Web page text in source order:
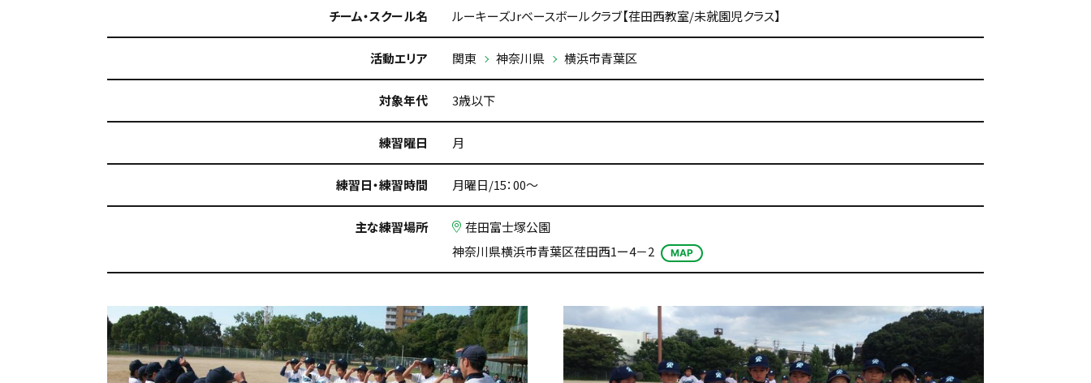
チーム・スクール名 ルーキーズJrベースボールクラブ【荏田西教室/未就園児クラス】
活動エリア 関東 神奈川県 横浜市青葉区
対象年代 3歳以下
練習曜日 月
練習日・練習時間 月曜日/15：00～
主な練習場所
荏田富士塚公園
神奈川県横浜市青葉区荏田西1ー4－2
MAP